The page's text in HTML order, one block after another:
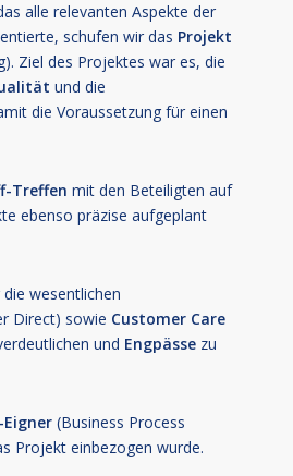
alle relevanten Aspekte der
schufen wir das Projekt
Ziel des Projektes war es, die
und die
die Voraussetzung für einen
Treffen mit den Beteiligten auf
ebenso präzise aufgeplant
wesentlichen
Direct) sowie Customer Care
und Engpässe zu
Eigner (Business Process
Projekt einbezogen wurde.